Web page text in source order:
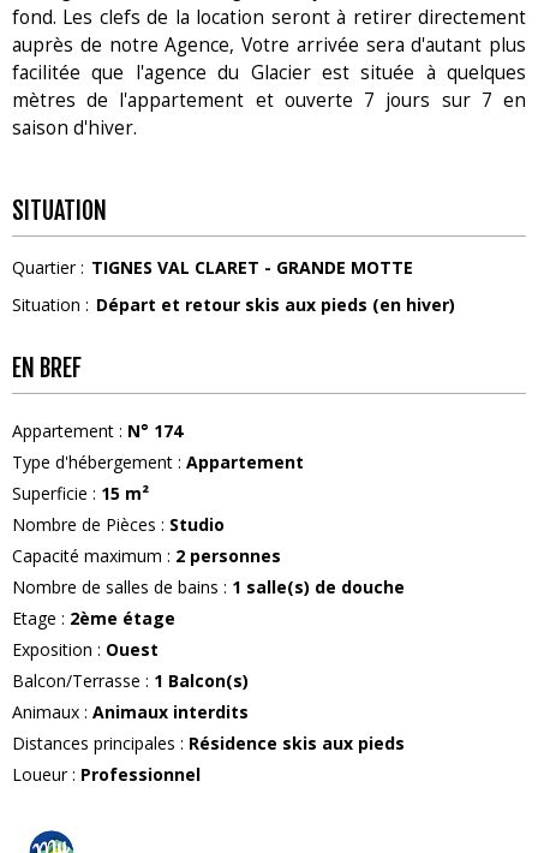
fond. Les clefs de la location seront à retirer directement
auprès de notre Agence, Votre arrivée sera d'autant plus
facilitée que l'agence du Glacier est située à quelques
mètres de l'appartement et ouverte 7 jours sur 7 en
saison d'hiver.
SITUATION
Quartier : TIGNES VAL CLARET - GRANDE MOTTE
Situation : Départ et retour skis aux pieds (en hiver)
EN BREF
Appartement : N° 174
Type d'hébergement : Appartement
Superficie : 15 m²
Nombre de Pièces : Studio
Capacité maximum : 2 personnes
Nombre de salles de bains : 1 salle(s) de douche
Etage : 2ème étage
Exposition : Ouest
Balcon/Terrasse : 1 Balcon(s)
Animaux : Animaux interdits
Distances principales : Résidence skis aux pieds
Loueur: Professionnel